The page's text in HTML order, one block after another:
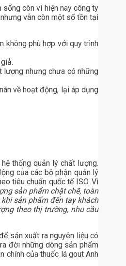
còn vì hiện nay công ty
vẫn còn một số tồn tại
không phù hợp với quy trình
lượng nhưng chưa có những
về hoạt động, lại áp dụng
thống quản lý chất lượng.
của các bộ phận quản lý
tiêu chuẩn quốc tế ISO. Vì
sản phẩm chặt chẽ, toàn
sản phẩm đến tay khách
theo thị trường, nhu cầu
sản xuất ra nguyên liệu có
đời những dòng sản phẩm
chính của thuốc lá gout Anh